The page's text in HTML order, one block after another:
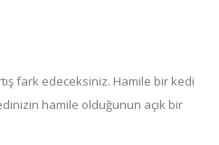
fark edeceksiniz. Hamile bir kedi
hamile olduğunun açık bir